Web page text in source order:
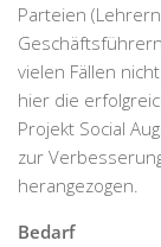
Parteien
vielen Fällen
hier die
Projekt Social
zur
herangezogen.
Bedarf